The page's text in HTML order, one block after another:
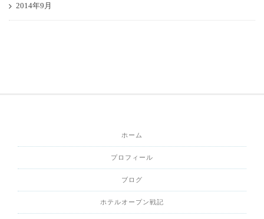
2014年9月
ホーム
プロフィール
ブログ
ホテルオープン戦記